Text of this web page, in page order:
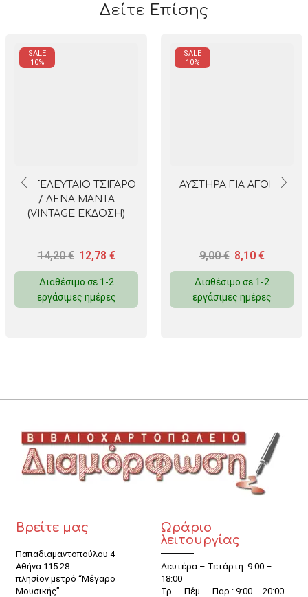
Δείτε Επίσης
SALE
10%
ΤΟ ΤΕΛΕΥΤΑΙΟ ΤΣΙΓΑΡΟ
/ ΛΕΝΑ ΜΑΝΤΑ
(VINTAGE ΕΚΔΟΣΗ)
14,20€ 12,78 €
Διαθέσιμο σε 1-2
εργάσιμες ημέρες
SALE
10%
ΑΥΣΤΗΡΑ ΓΙΑ ΑΓΟΡΙΑ
9,00€ 8,10 €
Διαθέσιμο σε 1-2
εργάσιμες ημέρες
Βρείτε μας
Παπαδιαμαντοπούλου 4
Αθήνα 115 28
πλησίον μετρό “Μέγαρο
Μουσικής”
Ωράριο
λειτουργίας
Δευτέρα – Τετάρτη: 9:00 –
18:00
Τρ. – Πέμ. – Παρ.: 9:00 – 20:00